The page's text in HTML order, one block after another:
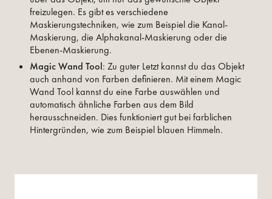
freizulegen. Es gibt es verschiedene
Maskierungstechniken, wie zum Beispiel die Kanal-
Maskierung, die Alphakanal-Maskierung oder die
Ebenen-Maskierung.
Magic Wand Tool: Zu guter Letzt kannst du das Objekt
auch anhand von Farben definieren. Mit einem Magic
Wand Tool kannst du eine Farbe auswählen und
automatisch ähnliche Farben aus dem Bild
herausschneiden. Dies funktioniert gut bei farblichen
Hintergründen, wie zum Beispiel blauen Himmeln.